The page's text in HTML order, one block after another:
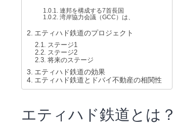
連邦を構成する7首長国
湾岸協力会議（GCC）は、
エティハド鉄道のプロジェクト
ステージ1
ステージ2
将来のステージ
エティハド鉄道の効果
エティハド鉄道とドバイ不動産の相関性
エティハド鉄道とは？